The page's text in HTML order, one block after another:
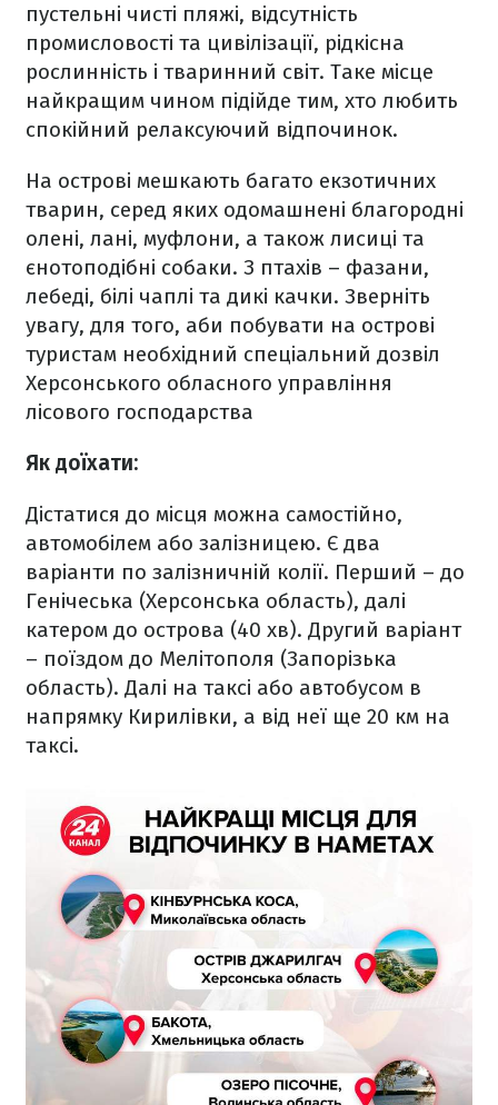
пустельні чисті пляжі, відсутність
промисловості та цивілізації, рідкісна
рослинність і тваринний світ. Таке місце
найкращим чином підійде тим, хто любить
спокійний релаксуючий відпочинок.
На острові мешкають багато екзотичних
тварин, серед яких одомашнені благородні
олені, лані, муфлони, а також лисиці та
єнотоподібні собаки. З птахів – фазани,
лебеді, білі чаплі та дикі качки. Зверніть
увагу, для того, аби побувати на острові
туристам необхідний спеціальний дозвіл
Херсонського обласного управління
лісового господарства
Як доїхати:
Дістатися до місця можна самостійно,
автомобілем або залізницею. Є два
варіанти по залізничній колії. Перший – до
Генічеська (Херсонська область), далі
катером до острова (40 хв). Другий варіант
– поїздом до Мелітополя (Запорізька
область). Далі на таксі або автобусом в
напрямку Кирилівки, а від неї ще 20 км на
таксі.